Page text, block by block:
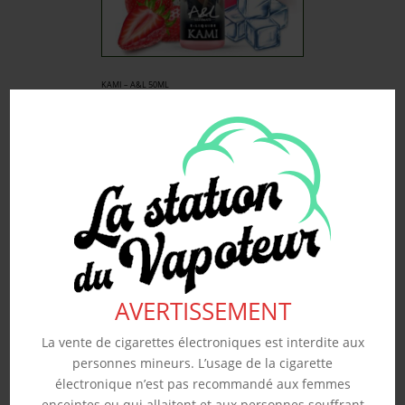
AVERTISSEMENT
La vente de cigarettes électroniques est interdite aux
personnes mineurs. L’usage de la cigarette
électronique n’est pas recommandé aux femmes
KAMI – A&L 50ML
Souhaits
Voir produit